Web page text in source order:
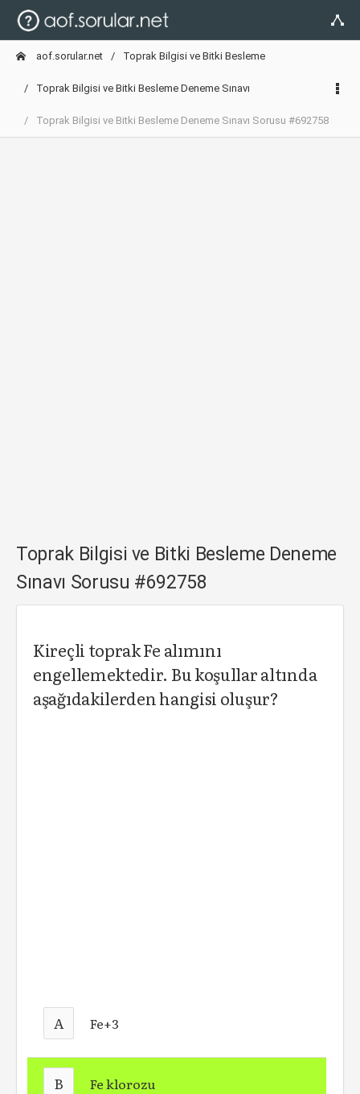
aof.sorular.net Toprak Bilgisi ve Bitki Besleme
Toprak Bilgisi ve Bitki Besleme Deneme Sınavı
Toprak Bilgisi ve Bitki Besleme Deneme Sınavı Sorusu #692758
Toprak Bilgisi ve Bitki Besleme Deneme
Sınavı Sorusu #692758
Kireçli toprak Fe alımını
engellemektedir. Bu koşullar altında
aşağıdakilerden hangisi oluşur?
A Fe+3
B Fe klorozu